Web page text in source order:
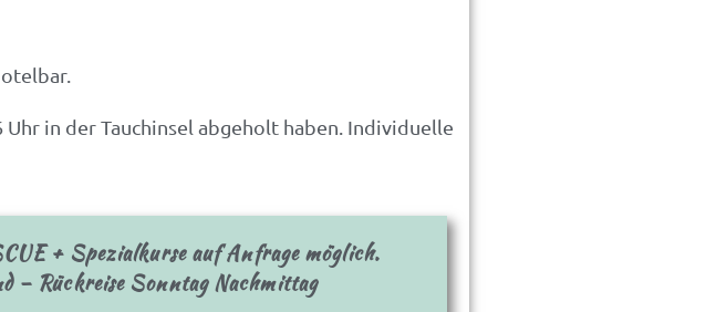
in der Tauchinsel abgeholt haben. Individuelle
+ Spezialkurse auf Anfrage möglich.
– Rückreise Sonntag Nachmittag